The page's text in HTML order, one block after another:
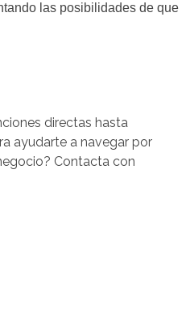
las posibilidades de que
directas hasta
ayudarte a navegar por
Contacta con